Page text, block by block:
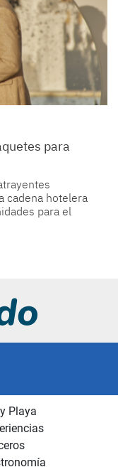
para
cadena hotelera
para el
Playa